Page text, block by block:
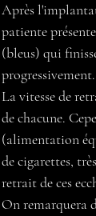
Après
patiente
(bleus) qui
progressivement.
La vitesse de
de chacune.
(alimentation
de cigarettes,
retrait de ces
On remarquera